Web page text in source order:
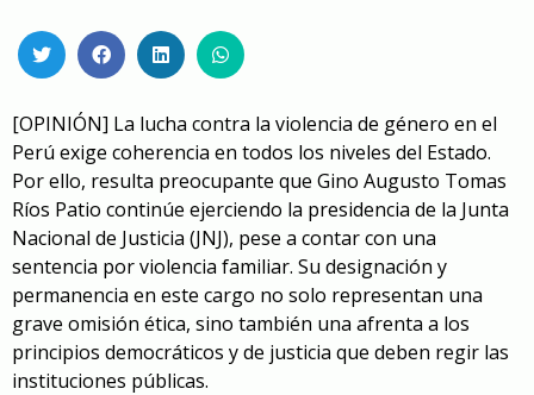
[OPINIÓN] La lucha contra la violencia de género en el
Perú exige coherencia en todos los niveles del Estado.
Por ello, resulta preocupante que Gino Augusto Tomas
Ríos Patio continúe ejerciendo la presidencia de la Junta
Nacional de Justicia (JNJ), pese a contar con una
sentencia por violencia familiar. Su designación y
permanencia en este cargo no solo representan una
grave omisión ética, sino también una afrenta a los
principios democráticos y de justicia que deben regir las
instituciones públicas.